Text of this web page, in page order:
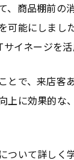
、商品棚前の
可能にしまし
イネージを活
とで、来店客
上に効果的な
について詳しく